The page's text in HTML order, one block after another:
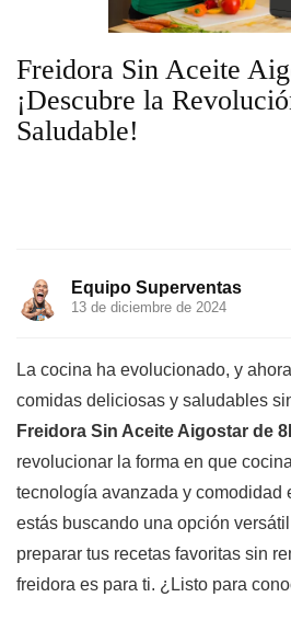
Freidora Sin Aceite
¡Descubre la
Saludable!
Equipo Superventas
13 de diciembre de 2024
La cocina ha evolucionado, y
comidas deliciosas y saludables
Freidora Sin Aceite Aigostar de
revolucionar la forma en que
tecnología avanzada y comodidad
estás buscando una opción
preparar tus recetas favoritas sin
freidora es para ti. ¿Listo para